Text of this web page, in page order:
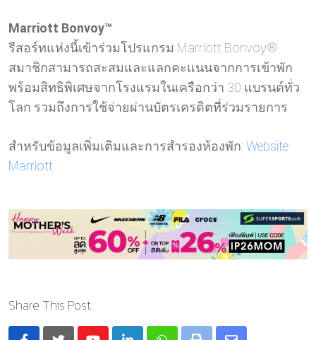
Marriott Bonvoy™
รีสอร์ทแห่งนี้เข้าร่วมโปรแกรม Marriott Bonvoy®
สมาชิกสามารถสะสมและแลกคะแนนจากการเข้าพัก
พร้อมสิทธิพิเศษจากโรงแรมในเครือกว่า 30 แบรนด์ทั่ว
โลก รวมถึงการใช้จ่ายผ่านบัตรเครดิตที่ร่วมรายการ
สำหรับข้อมูลเพิ่มเติมและการสำรองห้องพัก: Website
Marriott
Share This Post: